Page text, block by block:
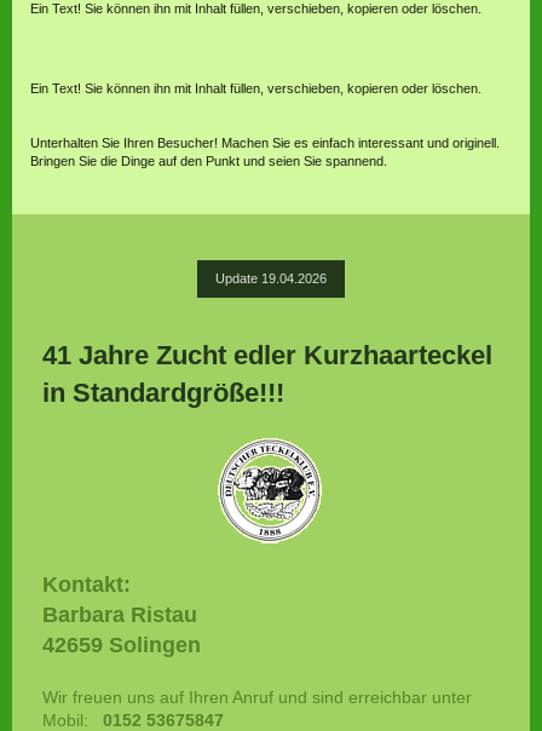
Ein Text! Sie können ihn mit Inhalt füllen, verschieben, kopieren oder löschen.
Ein Text! Sie können ihn mit Inhalt füllen, verschieben, kopieren oder löschen.
Unterhalten Sie Ihren Besucher! Machen Sie es einfach interessant und originell.
Bringen Sie die Dinge auf den Punkt und seien Sie spannend.
Update 19.04.2026
41 Jahre Zucht edler Kurzhaarteckel
in Standardgröße!!!
Kontakt:
Barbara Ristau
42659 Solingen
Wir freuen uns auf Ihren Anruf und sind erreichbar unter
Mobil: 0152 53675847